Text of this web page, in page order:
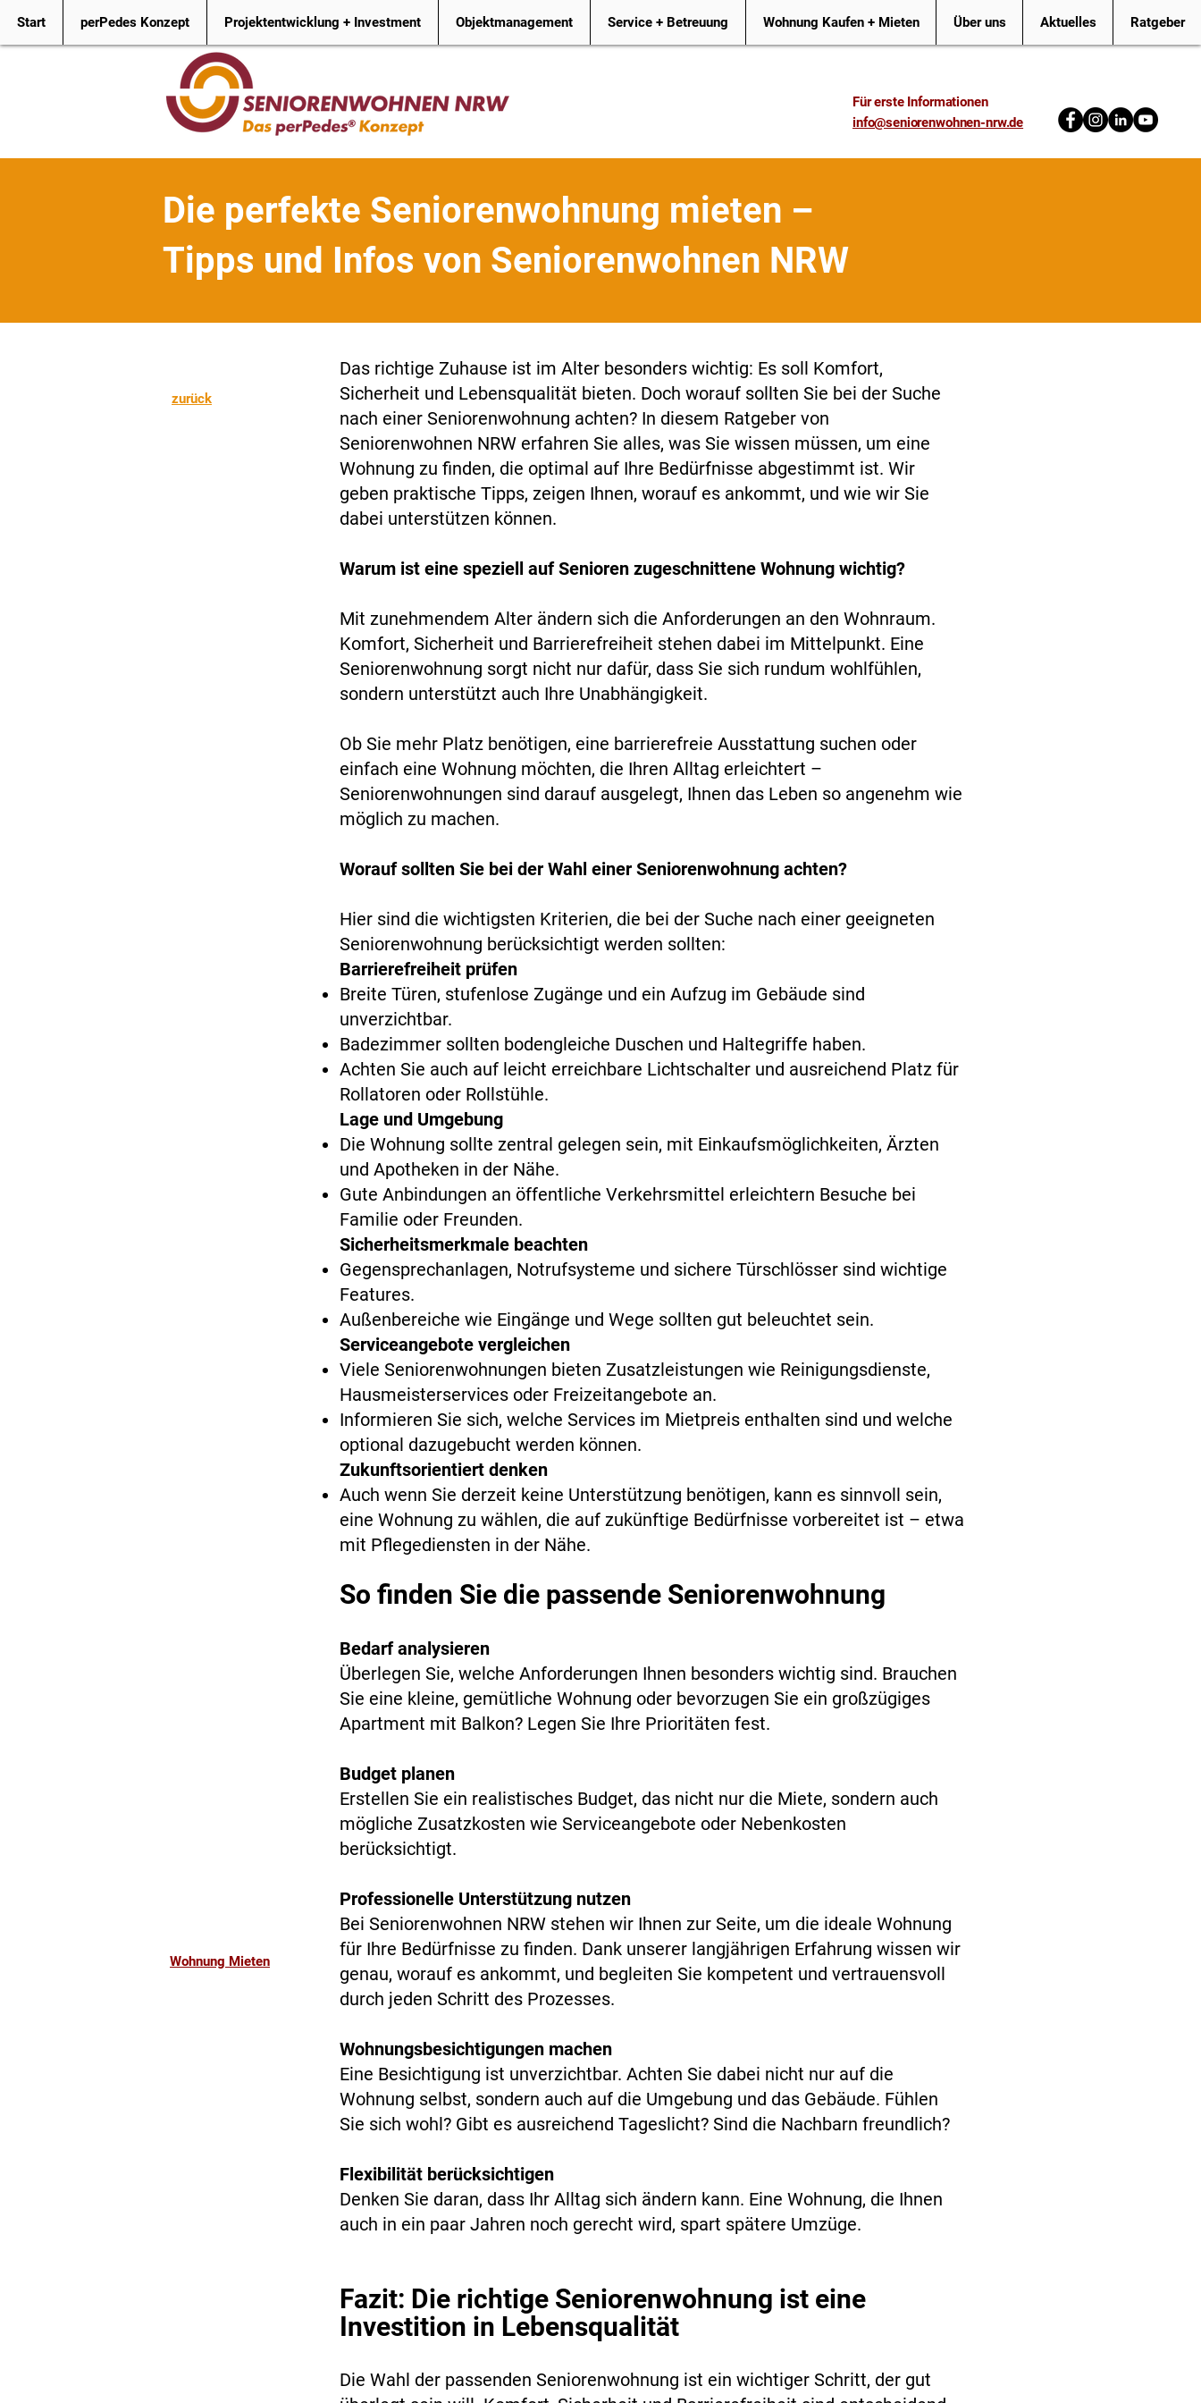
Start perPedes Konzept Projektentwicklung + Investment Objektmanagement Service + Betreuung Wohnung Kaufen + Mieten Über uns Aktuelles Ratgeber
Für erste Informationen
info@seniorenwohnen-nrw.de
Die perfekte Seniorenwohnung mieten –
Tipps und Infos von Seniorenwohnen NRW
zurück
Wohnung Mieten
Das richtige Zuhause ist im Alter besonders wichtig: Es soll Komfort,
Sicherheit und Lebensqualität bieten. Doch worauf sollten Sie bei der Suche
nach einer Seniorenwohnung achten? In diesem Ratgeber von
Seniorenwohnen NRW erfahren Sie alles, was Sie wissen müssen, um eine
Wohnung zu finden, die optimal auf Ihre Bedürfnisse abgestimmt ist. Wir
geben praktische Tipps, zeigen Ihnen, worauf es ankommt, und wie wir Sie
dabei unterstützen können.
Warum ist eine speziell auf Senioren zugeschnittene Wohnung wichtig?
Mit zunehmendem Alter ändern sich die Anforderungen an den Wohnraum.
Komfort, Sicherheit und Barrierefreiheit stehen dabei im Mittelpunkt. Eine
Seniorenwohnung sorgt nicht nur dafür, dass Sie sich rundum wohlfühlen,
sondern unterstützt auch Ihre Unabhängigkeit.
Ob Sie mehr Platz benötigen, eine barrierefreie Ausstattung suchen oder
einfach eine Wohnung möchten, die Ihren Alltag erleichtert –
Seniorenwohnungen sind darauf ausgelegt, Ihnen das Leben so angenehm wie
möglich zu machen.
Worauf sollten Sie bei der Wahl einer Seniorenwohnung achten?
Hier sind die wichtigsten Kriterien, die bei der Suche nach einer geeigneten
Seniorenwohnung berücksichtigt werden sollten:
Barrierefreiheit prüfen
Breite Türen, stufenlose Zugänge und ein Aufzug im Gebäude sind
unverzichtbar.
Badezimmer sollten bodengleiche Duschen und Haltegriffe haben.
Achten Sie auch auf leicht erreichbare Lichtschalter und ausreichend Platz für
Rollatoren oder Rollstühle.
Lage und Umgebung
Die Wohnung sollte zentral gelegen sein, mit Einkaufsmöglichkeiten, Ärzten
und Apotheken in der Nähe.
Gute Anbindungen an öffentliche Verkehrsmittel erleichtern Besuche bei
Familie oder Freunden.
Sicherheitsmerkmale beachten
Gegensprechanlagen, Notrufsysteme und sichere Türschlösser sind wichtige
Features.
Außenbereiche wie Eingänge und Wege sollten gut beleuchtet sein.
Serviceangebote vergleichen
Viele Seniorenwohnungen bieten Zusatzleistungen wie Reinigungsdienste,
Hausmeisterservices oder Freizeitangebote an.
Informieren Sie sich, welche Services im Mietpreis enthalten sind und welche
optional dazugebucht werden können.
Zukunftsorientiert denken
Auch wenn Sie derzeit keine Unterstützung benötigen, kann es sinnvoll sein,
eine Wohnung zu wählen, die auf zukünftige Bedürfnisse vorbereitet ist – etwa
mit Pflegediensten in der Nähe.
So finden Sie die passende Seniorenwohnung
Bedarf analysieren
Überlegen Sie, welche Anforderungen Ihnen besonders wichtig sind. Brauchen
Sie eine kleine, gemütliche Wohnung oder bevorzugen Sie ein großzügiges
Apartment mit Balkon? Legen Sie Ihre Prioritäten fest.
Budget planen
Erstellen Sie ein realistisches Budget, das nicht nur die Miete, sondern auch
mögliche Zusatzkosten wie Serviceangebote oder Nebenkosten
berücksichtigt.
Professionelle Unterstützung nutzen
Bei Seniorenwohnen NRW stehen wir Ihnen zur Seite, um die ideale Wohnung
für Ihre Bedürfnisse zu finden. Dank unserer langjährigen Erfahrung wissen wir
genau, worauf es ankommt, und begleiten Sie kompetent und vertrauensvoll
durch jeden Schritt des Prozesses.
Wohnungsbesichtigungen machen
Eine Besichtigung ist unverzichtbar. Achten Sie dabei nicht nur auf die
Wohnung selbst, sondern auch auf die Umgebung und das Gebäude. Fühlen
Sie sich wohl? Gibt es ausreichend Tageslicht? Sind die Nachbarn freundlich?
Flexibilität berücksichtigen
Denken Sie daran, dass Ihr Alltag sich ändern kann. Eine Wohnung, die Ihnen
auch in ein paar Jahren noch gerecht wird, spart spätere Umzüge.
Fazit: Die richtige Seniorenwohnung ist eine
Investition in Lebensqualität
Die Wahl der passenden Seniorenwohnung ist ein wichtiger Schritt, der gut